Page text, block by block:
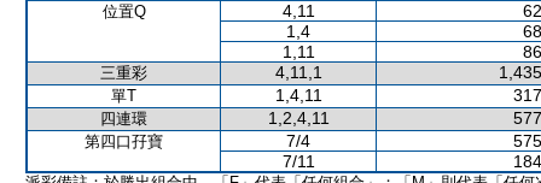
位置Q 4,11
1,4
1,11
三重彩 4,11,1
單T 1,4,11
四連環 1,2,4,11
第四口孖寶 7/4
7/11